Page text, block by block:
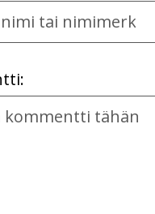
and